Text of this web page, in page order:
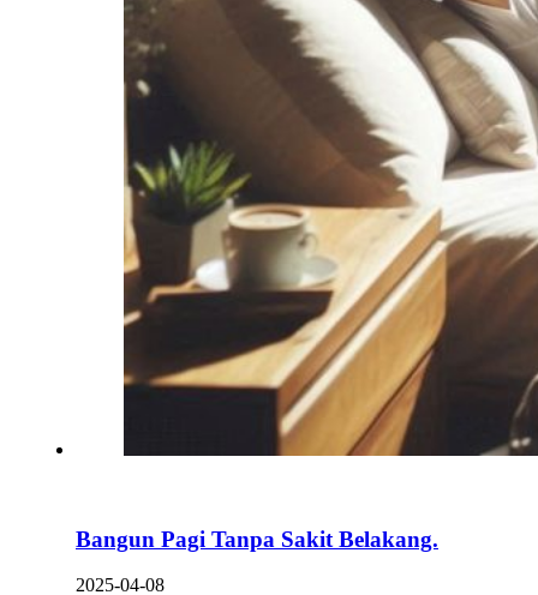
Bangun Pagi Tanpa Sakit Belakang.
2025-04-08